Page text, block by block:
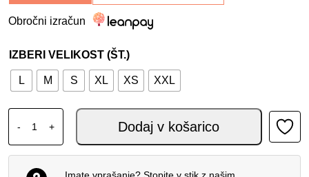
Obročni izračun
IZBERI VELIKOST (ŠT.)
L M S XL XS XXL
-
SCORPION ADX-2 KAMPS WHITE RED BLUE količina
+ Dodaj v košarico